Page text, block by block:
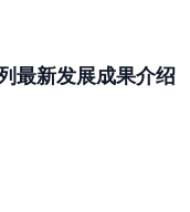
最新发展成果介绍